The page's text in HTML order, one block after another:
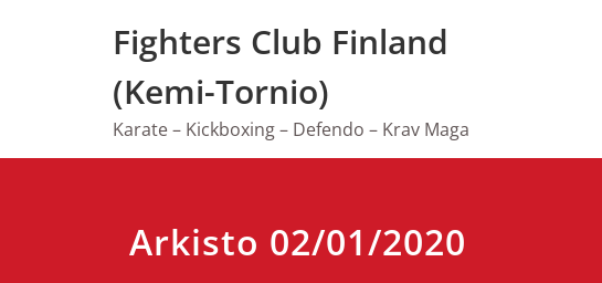
Fighters Club Finland
(Kemi-Tornio)
Karate – Kickboxing – Defendo – Krav Maga
Arkisto 02/01/2020